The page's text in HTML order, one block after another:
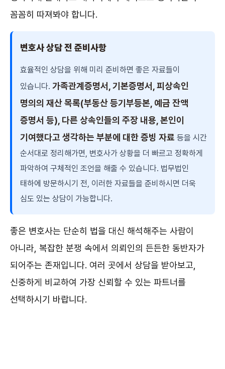
꼼꼼히 따져봐야 합니다.
변호사 상담 전 준비사항
효율적인 상담을 위해 미리 준비하면 좋은 자료들이
있습니다. 가족관계증명서, 기본증명서, 피상속인
명의의 재산 목록(부동산 등기부등본, 예금 잔액
증명서 등), 다른 상속인들의 주장 내용, 본인이
기여했다고 생각하는 부분에 대한 증빙 자료 등을 시간
순서대로 정리해가면, 변호사가 상황을 더 빠르고 정확하게
파악하여 구체적인 조언을 해줄 수 있습니다. 법무법인
태하에 방문하시기 전, 이러한 자료들을 준비하시면 더욱
심도 있는 상담이 가능합니다.
좋은 변호사는 단순히 법을 대신 해석해주는 사람이
아니라, 복잡한 분쟁 속에서 의뢰인의 든든한 동반자가
되어주는 존재입니다. 여러 곳에서 상담을 받아보고,
신중하게 비교하여 가장 신뢰할 수 있는 파트너를
선택하시기 바랍니다.